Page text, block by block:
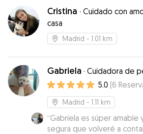
nosotros. Jamás había
agusto de haber estado
nuestra parte repetiremos
Cristina · Cuidado con
casa
Madrid - 1.01 km
Gabriela · Cuidadora de
5.0 (6
Madrid - 1.11 km
“Gabriela es súper amable
segura que volveré a